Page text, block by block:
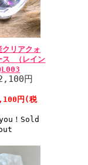
クリアクォ
ス （レイン
円
円(税
！Sold